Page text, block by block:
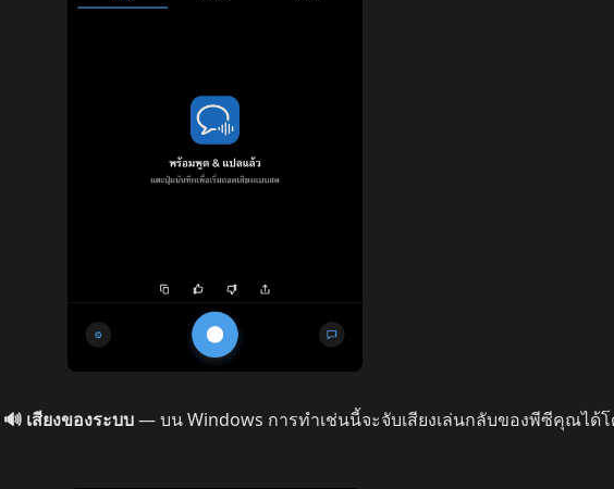
🔊 เสียงของระบบ— บน Windows การทำเช่นนี้จะจับเสียงเล่นกลับของพีซีคุณได้โ